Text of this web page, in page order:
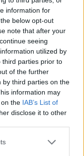
information for
below opt-out
note that after your
seeing
utilized by
third parties prior to
of the further
by third parties on the
information may
the IAB’s List of
disclose it to other
zonder het te
onderzoeken
een te hoge en
(in rust 178 en
de